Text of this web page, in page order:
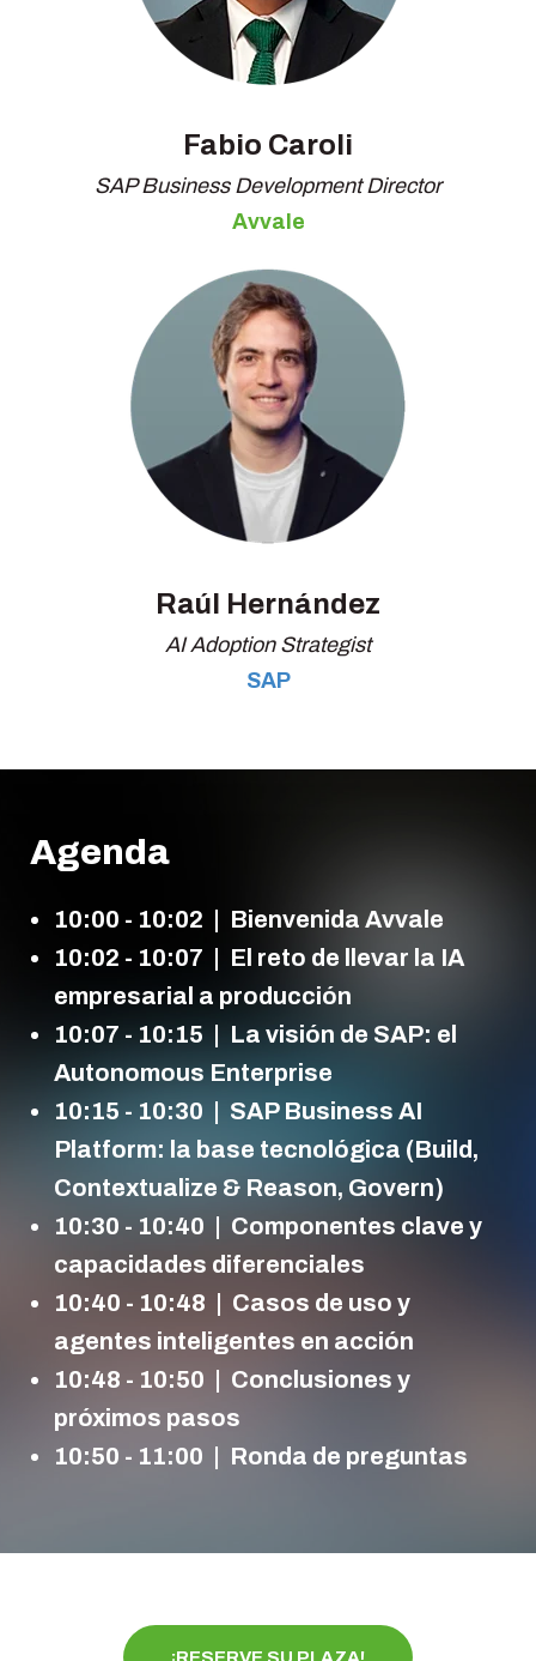
Fabio Caroli
SAP Business Development Director
Avvale
Raúl Hernández
AI Adoption Strategist
SAP
Agenda
10:00 - 10:02 | Bienvenida Avvale
10:02 - 10:07
| El reto de llevar la IA
empresarial a producción
10:07 - 10:15 | La visión de SAP: el
Autonomous Enterprise
10:15 - 10:30 | SAP Business AI
Platform: la base tecnológica (Build,
Contextualize & Reason, Govern)
10:30 - 10:40 | Componentes clave y
capacidades diferenciales
10:40 - 10:48 | Casos de uso y
agentes inteligentes en acción
10:48 - 10:50 | Conclusiones y
próximos pasos
10:50 - 11:00 | Ronda de preguntas